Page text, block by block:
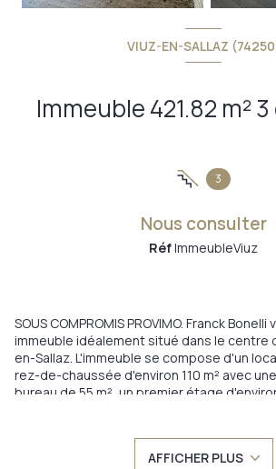
VIUZ-EN-SALLAZ
3
Nous consulter
RéfImmeubleViuz
SOUS COMPROMIS PROVIMO. Franck
immeuble idéalement situé dans le centre
en-Sallaz. L'immeuble se compose d'un
rez-de-chaussée d'environ 110 m² avec
bureau de 55 m², un premier étage
rénovation à prévoir pour la création
étages. Immeuble offrant de nombreuses
AFFICHER PLUS